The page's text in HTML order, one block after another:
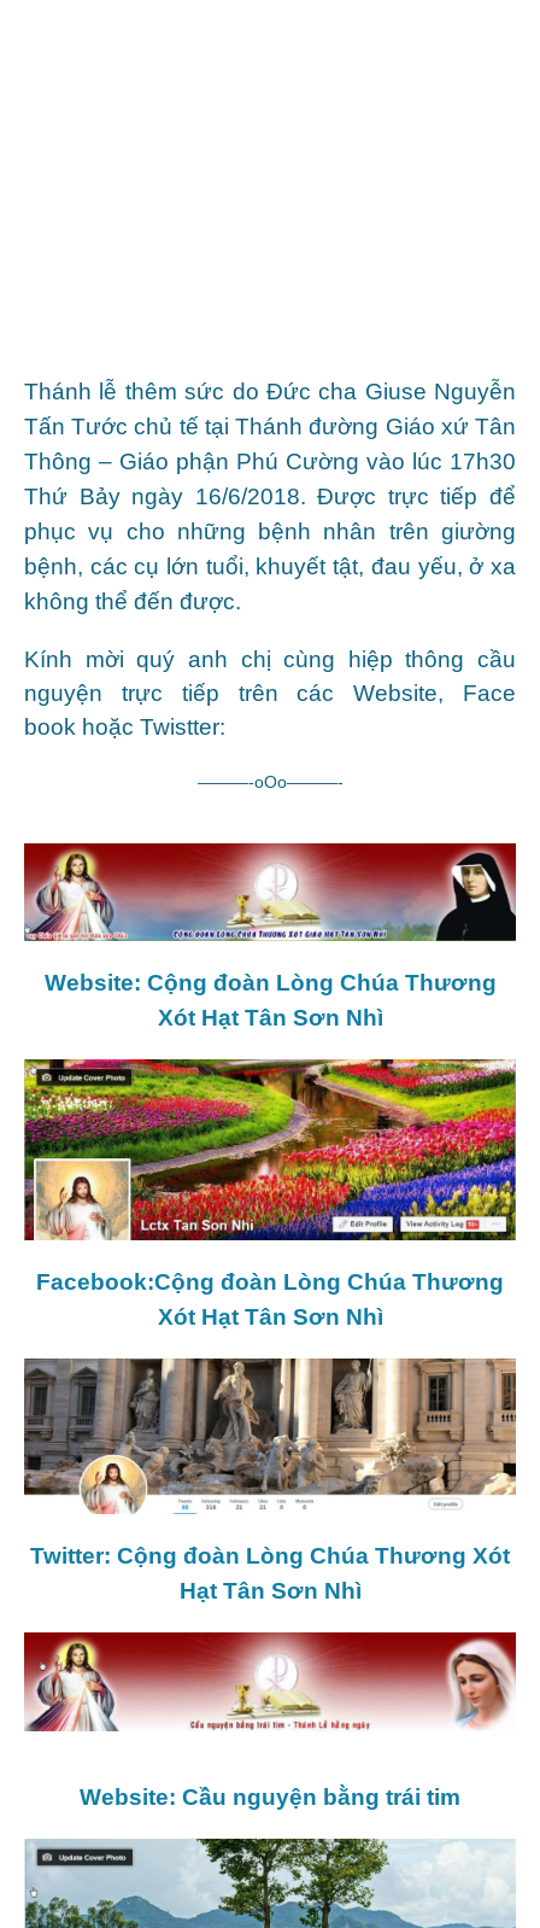
Thánh lễ thêm sức do Đức cha Giuse Nguyễn
Tấn Tước chủ tế tại Thánh đường Giáo xứ Tân
Thông – Giáo phận Phú Cường vào lúc 17h30
Thứ Bảy ngày 16/6/2018. Được trực tiếp để
phục vụ cho những bệnh nhân trên giường
bệnh, các cụ lớn tuổi, khuyết tật, đau yếu, ở xa
không thể đến được.
Kính mời quý anh chị cùng hiệp thông cầu
nguyện trực tiếp trên các Website, Face
book hoặc Twistter:
———-oOo———-
Website: Cộng đoàn Lòng Chúa Thương
Xót Hạt Tân Sơn Nhì
Facebook:Cộng đoàn Lòng Chúa Thương
Xót Hạt Tân Sơn Nhì
Twitter: Cộng đoàn Lòng Chúa Thương Xót
Hạt Tân Sơn Nhì
Website: Cầu nguyện bằng trái tim